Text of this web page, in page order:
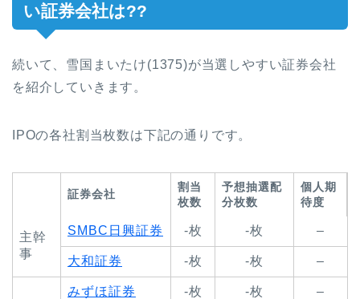
い証券会社は??
続いて、雪国まいたけ(1375)が当選しやすい証券会社
を紹介していきます。
IPOの各社割当枚数は下記の通りです。
証券会社
割当
枚数
予想抽選配
分枚数
個人期
待度
主幹
事
SMBC日興証券 -枚 -枚 –
大和証券 -枚 -枚 –
みずほ証券 -枚 -枚 –